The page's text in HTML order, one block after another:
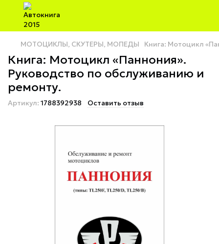
МОТОЦИКЛЫ, СКУТЕРЫ, МОПЕДЫ Книга: Мотоцикл
Книга: Мотоцикл «Паннония».
Руководство по обслуживанию и
ремонту.
Артикул: 1788392938 Оставить отзыв